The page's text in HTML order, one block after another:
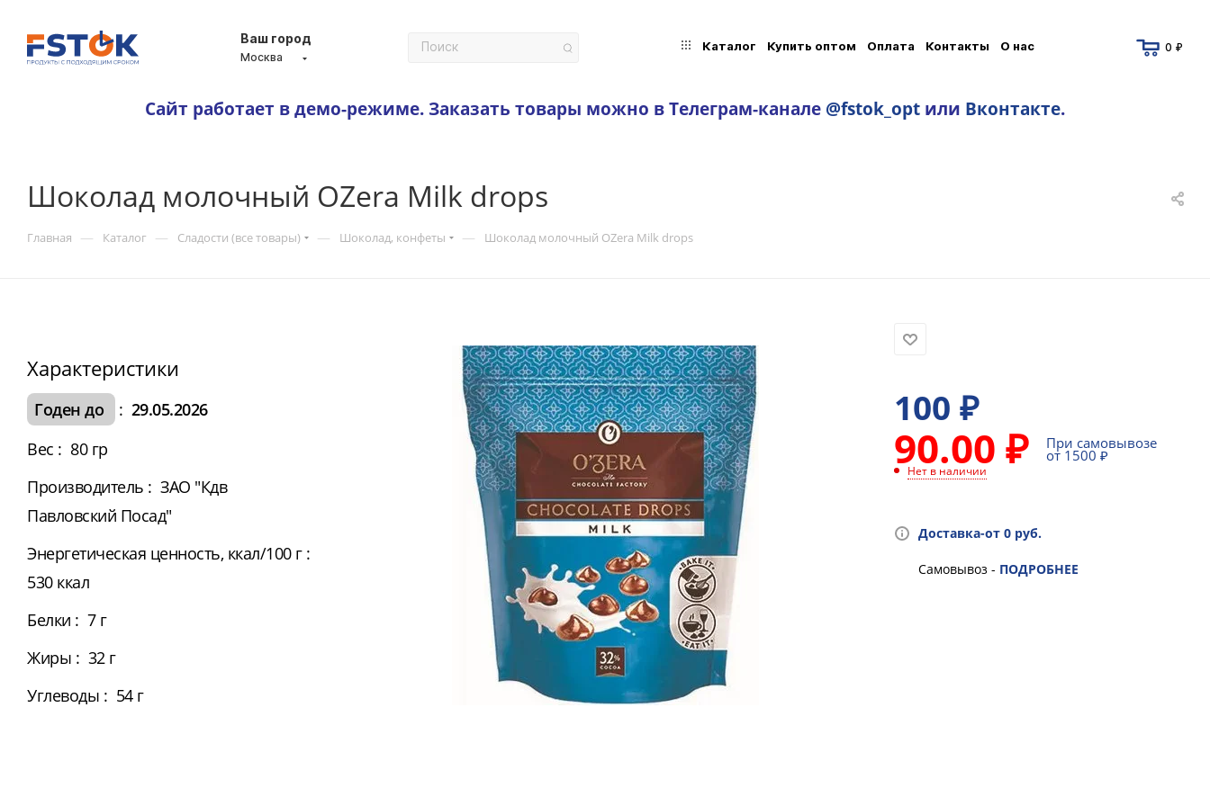
Ваш город
Москва
Каталог Купить оптом Оплата Контакты О нас 0 ₽
Сайт работает в демо-режиме. Заказать товары можно в Телеграм-канале @fstok_opt или Вконтакте.
Шоколад молочный OZera Milk drops
Главная — Каталог — Сладости (все товары) — Шоколад, конфеты — Шоколад молочный OZera Milk drops
Характеристики
Годен до : 29.05.2026
Вес : 80 гр
Производитель : ЗАО "Кдв
Павловский Посад"
Энергетическая ценность, ккал/100 г :
530 ккал
Белки : 7 г
Жиры : 32 г
Углеводы : 54 г
100 ₽
90.00 ₽ При самовывозе
от 1500 ₽
Нет в наличии
Доставка-от 0 руб.
Самовывоз - ПОДРОБНЕЕ